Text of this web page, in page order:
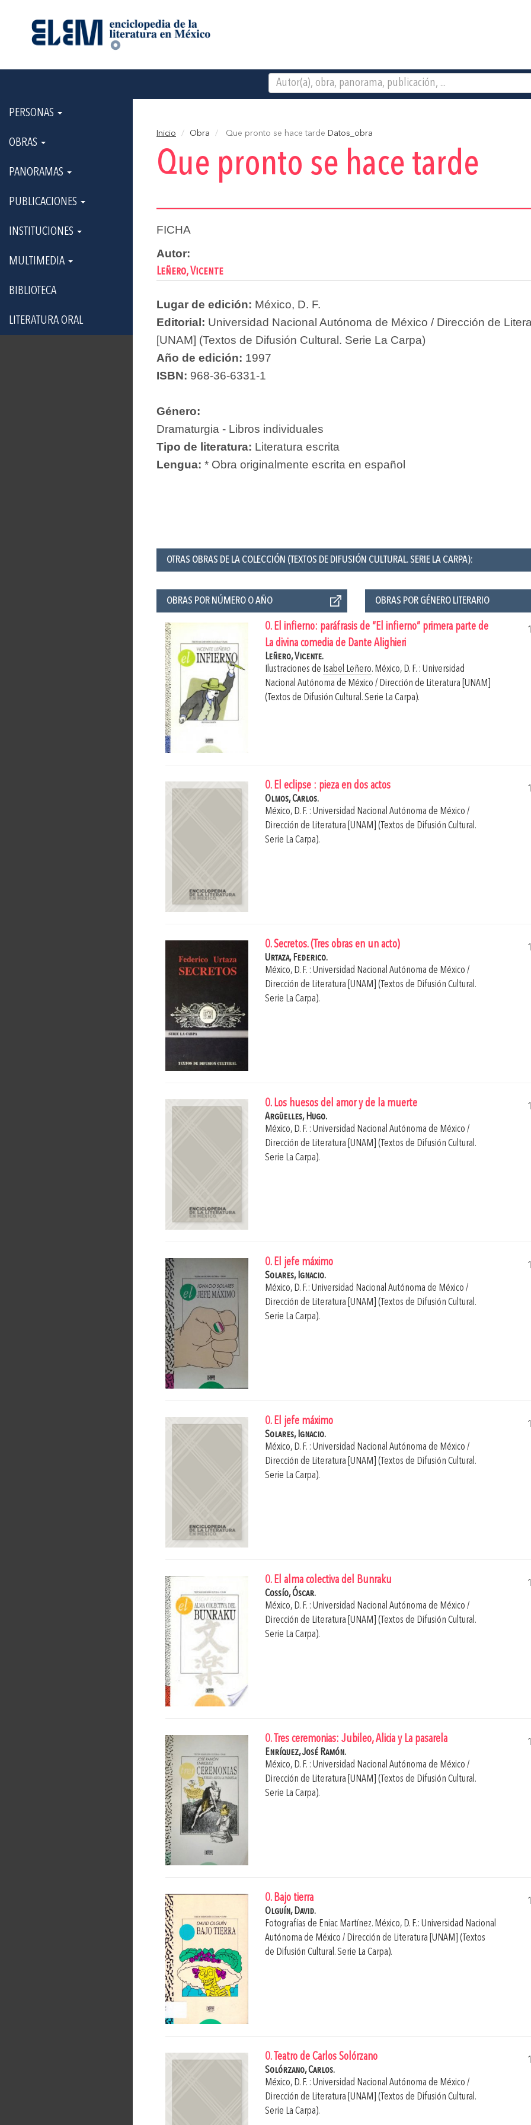
PERSONAS
OBRAS
PANORAMAS
PUBLICACIONES
INSTITUCIONES
MULTIMEDIA
BIBLIOTECA
LITERATURA ORAL
Inicio Obra Que pronto se hace tarde Datos_obra
Que pronto se hace tarde
FICHA
Autor:
Leñero, Vicente
Lugar de edición: México, D. F.
Editorial: Universidad Nacional Autónoma de México / Dirección de
[UNAM] (Textos de Difusión Cultural. Serie La Carpa)
Año de edición: 1997
ISBN: 968-36-6331-1
Género:
Dramaturgia - Libros individuales
Tipo de literatura: Literatura escrita
Lengua: * Obra originalmente escrita en español
OTRAS OBRAS DE LA COLECCIÓN (TEXTOS DE DIFUSIÓN CULTURAL. SERIE LA CARPA):
OBRAS POR NÚMERO O AÑO OBRAS POR GÉNERO LITERARIO
0. El infierno: paráfrasis de “El infierno” primera parte de
La divina comedia de Dante Alighieri
Leñero, Vicente.
Ilustraciones de Isabel Leñero. México, D. F. : Universidad
Nacional Autónoma de México / Dirección de Literatura [UNAM]
(Textos de Difusión Cultural. Serie La Carpa).
0. El eclipse : pieza en dos actos
Olmos, Carlos.
México, D. F. : Universidad Nacional Autónoma de México /
Dirección de Literatura [UNAM] (Textos de Difusión Cultural.
Serie La Carpa).
0. Secretos. (Tres obras en un acto)
Urtaza, Federico.
México, D. F. : Universidad Nacional Autónoma de México /
Dirección de Literatura [UNAM] (Textos de Difusión Cultural.
Serie La Carpa).
0. Los huesos del amor y de la muerte
Argüelles, Hugo.
México, D. F. : Universidad Nacional Autónoma de México /
Dirección de Literatura [UNAM] (Textos de Difusión Cultural.
Serie La Carpa).
0. El jefe máximo
Solares, Ignacio.
México, D. F.: Universidad Nacional Autónoma de México /
Dirección de Literatura [UNAM] (Textos de Difusión Cultural.
Serie La Carpa).
0. El jefe máximo
Solares, Ignacio.
México, D. F. : Universidad Nacional Autónoma de México /
Dirección de Literatura [UNAM] (Textos de Difusión Cultural.
Serie La Carpa).
0. El alma colectiva del Bunraku
Cossío, Óscar.
México, D. F. : Universidad Nacional Autónoma de México /
Dirección de Literatura [UNAM] (Textos de Difusión Cultural.
Serie La Carpa).
0. Tres ceremonias: Jubileo, Alicia y La pasarela
Enríquez, José Ramón.
México, D. F. : Universidad Nacional Autónoma de México /
Dirección de Literatura [UNAM] (Textos de Difusión Cultural.
Serie La Carpa).
0. Bajo tierra
Olguín, David.
Fotografías de Eniac Martínez. México, D. F.: Universidad Nacional
Autónoma de México / Dirección de Literatura [UNAM] (Textos
de Difusión Cultural. Serie La Carpa).
0. Teatro de Carlos Solórzano
Solórzano, Carlos.
México, D. F. : Universidad Nacional Autónoma de México /
Dirección de Literatura [UNAM] (Textos de Difusión Cultural.
Serie La Carpa).